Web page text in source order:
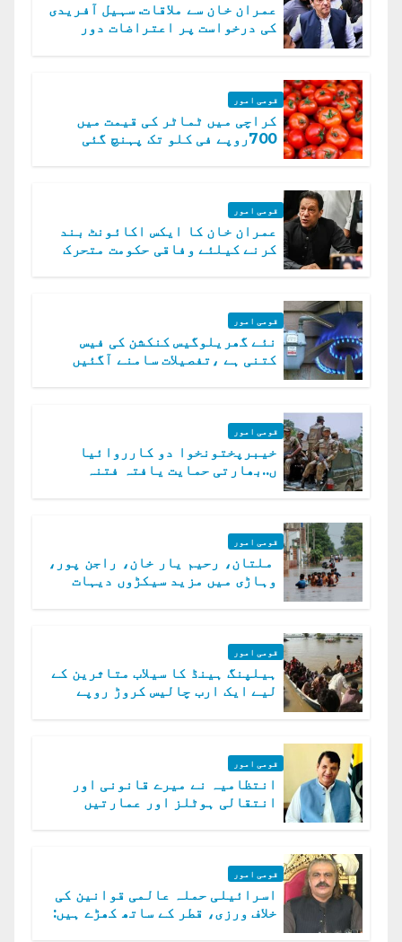
عمران خان سے ملاقات. سہیل آفریدی
کی درخواست پر اعتراضات دور
قومی امور
کراچی میں ٹماٹر کی قیمت میں
700روپے فی کلو تک پہنچ گئی
قومی امور
عمران خان کا ایکس اکائونٹ بند
کرنے کیلئے وفاقی حکومت متحرک
قومی امور
نئے گھریلوگیس کنکشن کی فیس
کتنی ہے ،تفصیلات سامنے آگئیں
قومی امور
خیبرپختونخوا دو کارروائیا
ں..بھارتی حمایت یافتہ فتنہ
قومی امور
ملتان، رحیم یار خان، راجن پور،
وہاڑی میں مزید سیکڑوں دیہات
قومی امور
ہیلپنگ ہینڈ کا سیلاب متاثرین کے
لیے ایک ارب چالیس کروڑ روپے
قومی امور
انتظامیہ نے میرے قانونی اور
انتقالی ہوٹلز اور عمارتیں
قومی امور
اسرائیلی حملہ عالمی قوانین کی
خلاف ورزی، قطر کے ساتھ کھڑے ہیں: